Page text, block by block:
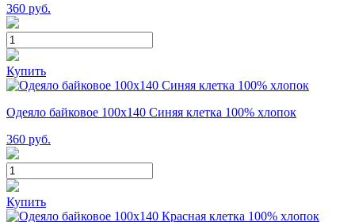
360 руб.
Купить
Одеяло байковое 100х140 Синяя клетка 100% хлопок
360 руб.
Купить